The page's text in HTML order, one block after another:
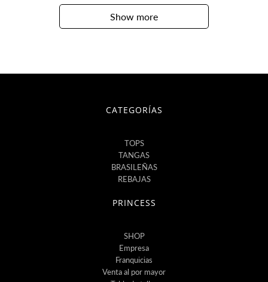
Show more
CATEGORÍAS
TOPS
TANGAS
BRASILEÑAS
REBAJAS
PRINCESS
SHOP
Empresa
Franquicias
Venta al por mayor